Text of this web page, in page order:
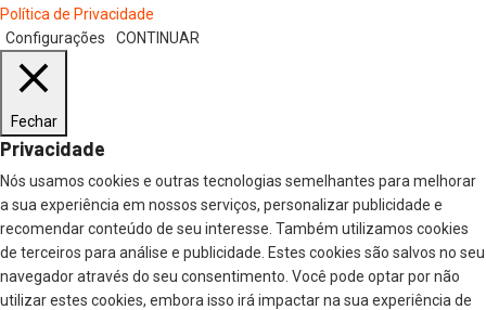
Política de Privacidade
Configurações
CONTINUAR
Fechar
Privacidade
Nós usamos cookies e outras tecnologias semelhantes para melhorar
a sua experiência em nossos serviços, personalizar publicidade e
recomendar conteúdo de seu interesse. Também utilizamos cookies
de terceiros para análise e publicidade. Estes cookies são salvos no seu
navegador através do seu consentimento. Você pode optar por não
utilizar estes cookies, embora isso irá impactar na sua experiência de